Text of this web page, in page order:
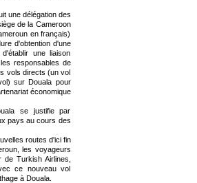
une délégation des
de la Cameroon
en français)
d'obtention d'une
une liaison
responsables de
vols directs (un vol
sur Douala pour
économique
se justifie par
pays au cours des
routes d'ici fin
les voyageurs
Turkish Airlines,
ce nouveau vol
à Douala.